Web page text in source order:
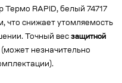
RAPID, белый 74717
что снижает утомляемость
Точный вес защитной
незначительно